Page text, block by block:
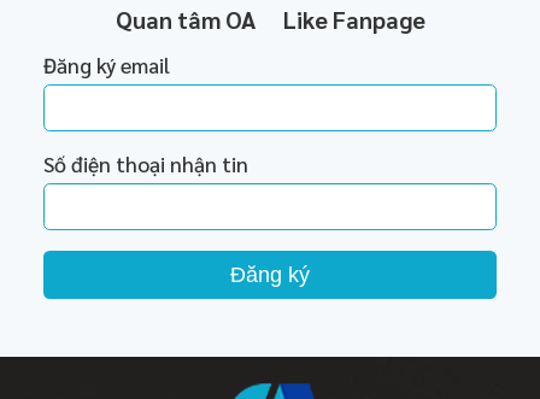
Quan tâm OA Like Fanpage
Đăng ký email
Số điện thoại nhận tin
Đăng ký